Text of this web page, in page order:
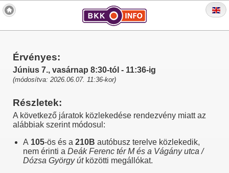
Érvényes:
Június 7., vasárnap 8:30-tól - 11:36-ig
(módosítva: 2026.06.07. 11:36-kor)
Részletek:
A következő járatok közlekedése rendezvény miatt az
alábbiak szerint módosul:
A 105-ös és a 210B autóbusz terelve közlekedik,
nem érinti a Deák Ferenc tér M és a Vágány utca /
Dózsa György út közötti megállókat.